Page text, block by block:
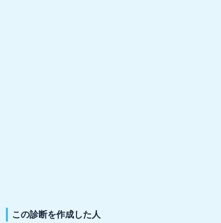
この診断を作成した人